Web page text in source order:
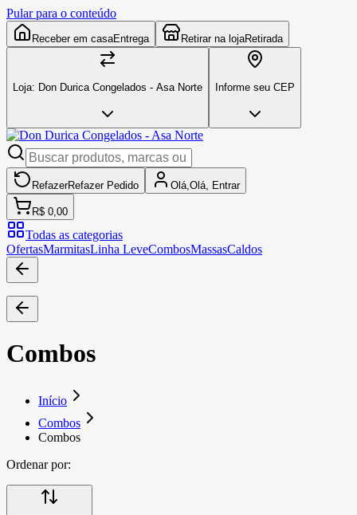
Pular para o conteúdo
Receber em casaEntrega Retirar na lojaRetirada
Loja: Don Durica Congelados - Asa Norte Informe seu CEP
RefazerRefazer Pedido Olá, Olá, Entrar
R$ 0,00
Todas as categorias
OfertasMarmitasLinha LeveCombosMassasCaldos
Combos
Início
Combos
Combos
Ordenar por: